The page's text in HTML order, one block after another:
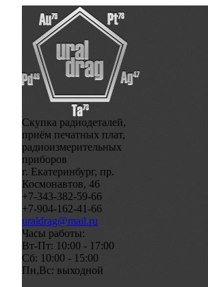
Скупка радиодеталей,
приём печатных плат,
радиоизмерительных
приборов
г. Екатеринбург, пр.
Космонавтов, 46
+7-343-382-59-66
+7-904-162-41-66
uraldrag@mail.ru
Часы работы:
Вт-Пт: 10:00 - 17:00
Сб: 10:00 - 15:00
Пн,Вс: выходной